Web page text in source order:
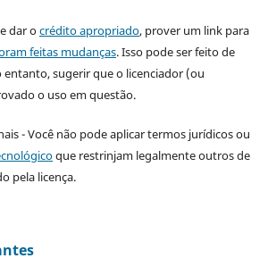
dar ocrédito apropriado, prover um link para
feitas mudanças. Isso pode ser feito de
entanto, sugerir que o licenciador (ou
o uso em questão.
- Você não pode aplicar termos jurídicos ou
que restrinjam legalmente outros de
pela licença.